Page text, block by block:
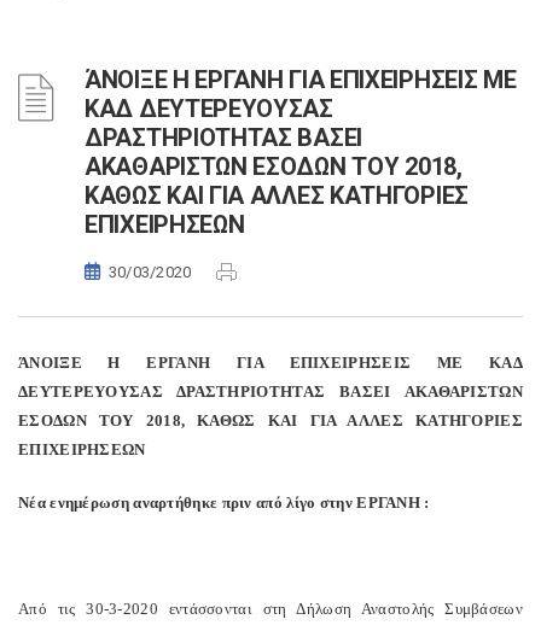
ΆΝΟΙΞΕ Η ΕΡΓΑΝΗ ΓΙΑ ΕΠΙΧΕΙΡΗΣΕΙΣ ΜΕ
ΚΑΔ ΔΕΥΤΕΡΕΥΟΥΣΑΣ
ΔΡΑΣΤΗΡΙΟΤΗΤΑΣ ΒΑΣΕΙ
ΑΚΑΘΑΡΙΣΤΩΝ ΕΣΟΔΩΝ ΤΟΥ 2018,
ΚΑΘΩΣ ΚΑΙ ΓΙΑ ΑΛΛΕΣ ΚΑΤΗΓΟΡΙΕΣ
ΕΠΙΧΕΙΡΗΣΕΩΝ
30/03/2020
ΆΝΟΙΞΕ Η ΕΡΓΑΝΗ ΓΙΑ ΕΠΙΧΕΙΡΗΣΕΙΣ ΜΕ ΚΑΔ
ΔΕΥΤΕΡΕΥΟΥΣΑΣ ΔΡΑΣΤΗΡΙΟΤΗΤΑΣ ΒΑΣΕΙ ΑΚΑΘΑΡΙΣΤΩΝ
ΕΣΟΔΩΝ ΤΟΥ 2018, ΚΑΘΩΣ ΚΑΙ ΓΙΑ ΑΛΛΕΣ ΚΑΤΗΓΟΡΙΕΣ
ΕΠΙΧΕΙΡΗΣΕΩΝ
Νέα ενημέρωση αναρτήθηκε πριν από λίγο στην ΕΡΓΑΝΗ :
Από τις 30-3-2020 εντάσσονται στη Δήλωση Αναστολής Συμβάσεων